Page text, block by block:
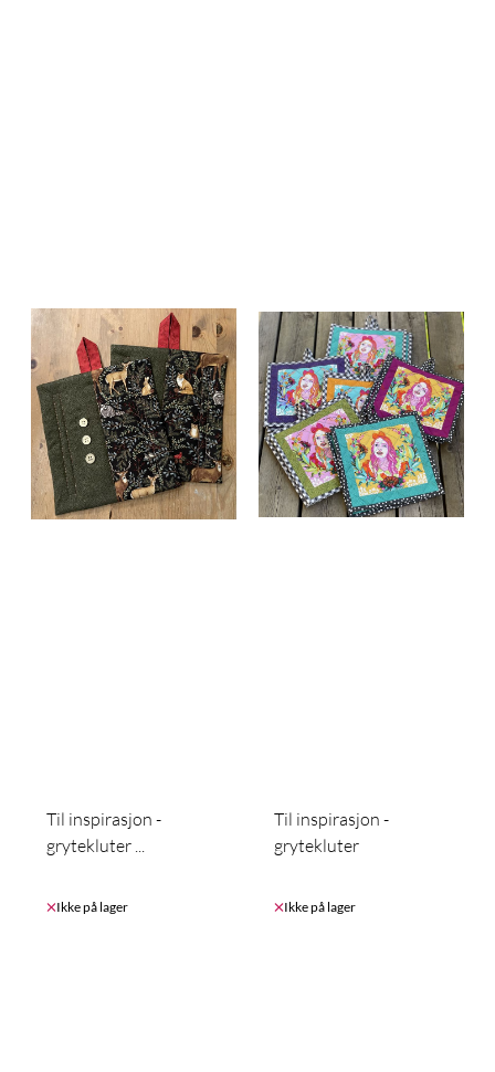
Til inspirasjon -
grytekluter ...
Ikke på lager
Til inspirasjon -
grytekluter
Ikke på lager